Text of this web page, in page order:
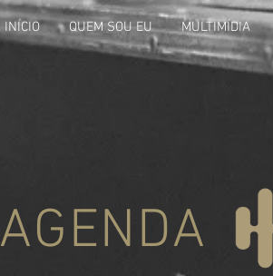
INÍCIO QUEM SOU EU MULTIMÍDIA
AGENDA